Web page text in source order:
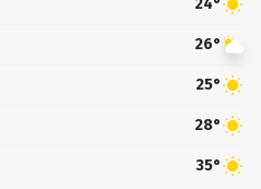
24°
26°
25°
28°
35°